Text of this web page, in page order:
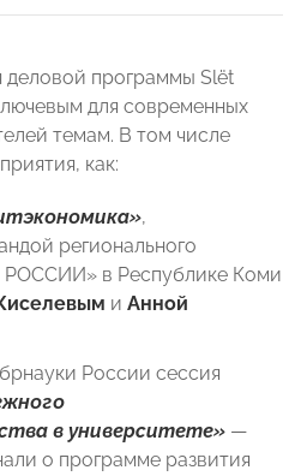
деловой программы Slёt
для современных
темам. В том числе
как:
,
регионального
в Республике Коми
и Анной
России сессия
в университете» —
о программе развития